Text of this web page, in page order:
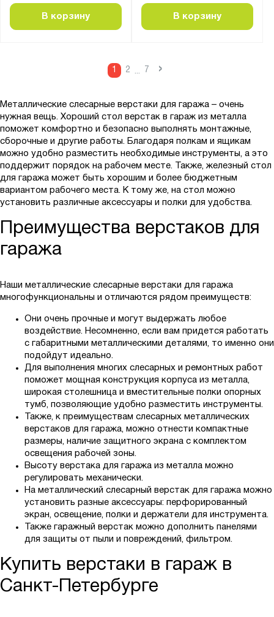
В корзину В корзину
1 2 ... 7 ›
Металлические слесарные верстаки для гаража – очень
нужная вещь. Хороший стол верстак в гараж из металла
поможет комфортно и безопасно выполнять монтажные,
сборочные и другие работы. Благодаря полкам и ящикам
можно удобно разместить необходимые инструменты, а это
поддержит порядок на рабочем месте. Также, железный стол
для гаража может быть хорошим и более бюджетным
вариантом рабочего места. К тому же, на стол можно
установить различные аксессуары и полки для удобства.
Преимущества верстаков для
гаража
Наши металлические слесарные верстаки для гаража
многофункциональны и отличаются рядом преимуществ:
Они очень прочные и могут выдержать любое
воздействие. Несомненно, если вам придется работать
с габаритными металлическими деталями, то именно они
подойдут идеально.
Для выполнения многих слесарных и ремонтных работ
поможет мощная конструкция корпуса из металла,
широкая столешница и вместительные полки опорных
тумб, позволяющие удобно разместить инструменты.
Также, к преимуществам слесарных металлических
верстаков для гаража, можно отнести компактные
размеры, наличие защитного экрана с комплектом
освещения рабочей зоны.
Высоту верстака для гаража из металла можно
регулировать механически.
На металлический слесарный верстак для гаража можно
установить разные аксессуары: перфорированный
экран, освещение, полки и держатели для инструмента.
Также гаражный верстак можно дополнить панелями
для защиты от пыли и повреждений, фильтром.
Купить верстаки в гараж в
Санкт-Петербурге
ПБ
ПНО
ПО-ПК
ПОО-КП
ПП
ППВ
ППИ
ППИ-КП
ППИО
ППК
ППК-КП
ППМО
ППН
ППО
ППО-КП
ППОО
ППОО-КП
ППС
ППС-2
Р
РР
РР-КП
СП
СПР
СР-М